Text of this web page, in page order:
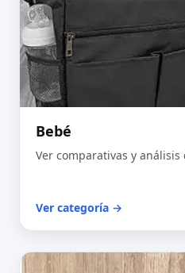
Bebé
Ver comparativas y análisis
Ver categoría →